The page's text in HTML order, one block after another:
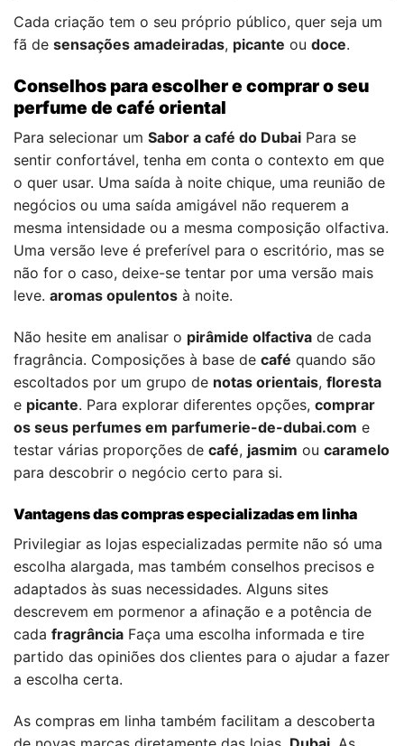
Cada criação tem o seu próprio público, quer seja um
fã de sensações amadeiradas, picante ou doce.
Conselhos para escolher e comprar o seu
perfume de café oriental
Para selecionar um Sabor a café do Dubai Para se
sentir confortável, tenha em conta o contexto em que
o quer usar. Uma saída à noite chique, uma reunião de
negócios ou uma saída amigável não requerem a
mesma intensidade ou a mesma composição olfactiva.
Uma versão leve é preferível para o escritório, mas se
não for o caso, deixe-se tentar por uma versão mais
leve. aromas opulentos à noite.
Não hesite em analisar o pirâmide olfactiva de cada
fragrância. Composições à base de café quando são
escoltados por um grupo de notas orientais, floresta
e picante. Para explorar diferentes opções, comprar
os seus perfumes em parfumerie-de-dubai.com e
testar várias proporções de café, jasmim ou caramelo
para descobrir o negócio certo para si.
Vantagens das compras especializadas em linha
Privilegiar as lojas especializadas permite não só uma
escolha alargada, mas também conselhos precisos e
adaptados às suas necessidades. Alguns sites
descrevem em pormenor a afinação e a potência de
cada fragrância Faça uma escolha informada e tire
partido das opiniões dos clientes para o ajudar a fazer
a escolha certa.
As compras em linha também facilitam a descoberta